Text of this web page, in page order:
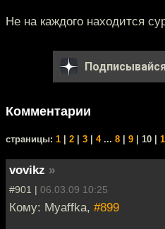
Не на каждого находится
Комментарии
cтраницы: 1 2 3 4... 8 9 | 10 |
vovikz »
#901 | 06.03.09 10:25
Кому: Myaffka, #899